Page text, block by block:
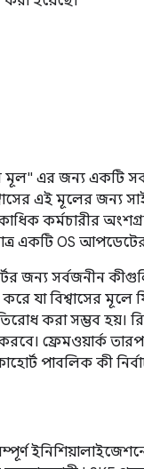
এর জন্য একটি
এই মূলের জন্য
কর্মচারীর
একটি OS আপডেটের
জন্য সর্বজনীন
করে যা বিশ্বাসের
করা সম্ভব হয়।
ফ্রেমওয়ার্ক
পাবলিক কী